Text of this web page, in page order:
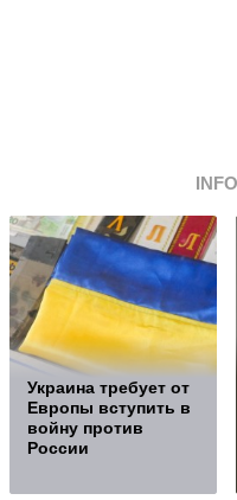
Украина требует от
Европы вступить в
войну против
России